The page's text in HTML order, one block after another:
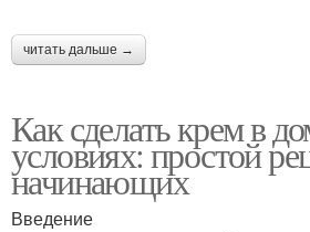
Крем без яиц
читать дальше →
Как сделать крем в
условиях: простой
начинающих
Введение